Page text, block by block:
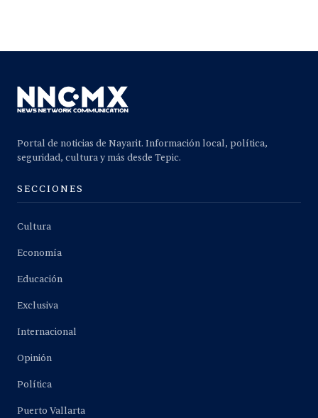
Portal de noticias de Nayarit. Información local, política,
seguridad, cultura y más desde Tepic.
SECCIONES
Cultura
Economía
Educación
Exclusiva
Internacional
Opinión
Política
Puerto Vallarta